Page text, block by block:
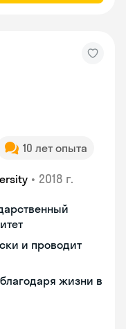
10 лет опыта
• 2018 г.
и проводит
жизни в